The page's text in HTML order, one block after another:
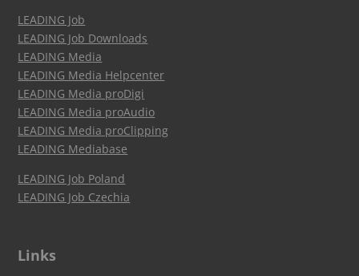
LEADING Job
LEADING Job Downloads
LEADING Media
LEADING Media Helpcenter
LEADING Media proDigi
LEADING Media proAudio
LEADING Media proClipping
LEADING Mediabase
LEADING Job Poland
LEADING Job Czechia
Links